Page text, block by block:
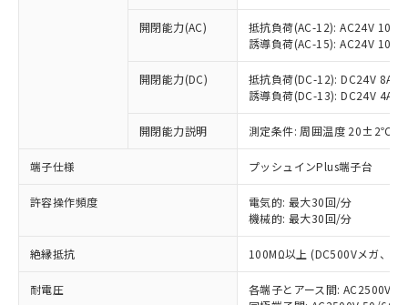
開閉能力(AC)
抵抗負荷(AC-12): AC24V 10A/
誘導負荷(AC-15): AC24V
開閉能力(DC)
抵抗負荷(DC-12): DC24V 8A/
誘導負荷(DC-13): DC24V 4A/
開閉能力説明 測定条件: 周囲温度 20±2℃、
端子仕様 プッシュインPlus端子台
許容操作頻度
電気的: 最大30回/分
機械的: 最大30回/分
絶縁抵抗 100MΩ以上 (DC500Vメガ、点
耐電圧
各端子とアース間: AC2500V
以下の条件をお読みいただき、同意のうえ
本サービスは、当社制御機器事業取扱
商品の当社在庫状況および標準価格
(税抜)を提供させていただくもので
当社制御機器事業取扱商品の中には、
本サービスの対象外となる商品もある
ことをご了承ください。
在庫状況および標準価格照会結果は、
記載している更新日時点での社内デー
タに基づき作成されるものであり、閲
準価格とは異なる場合があることをご
対応予定なし：EU RoHS指令（10物質）の
非含有に非対応の商品で、対応品を出す予
調査・確認中：EU RoHS指令（10物質）の
非含有の対応状況を調査中または確認中の
非該当品：ライセンス料など無形物で、有
害物質有無と関係のない商品です。
仕入先様の事情により、非含有部品として
いたものが、含有品と判明した場合などや
むを得ず変更することがあります。
*EU RoHS指令（10物質）：
鉛(Pb) 1000ppm以下、 水銀(Hg) 1000ppm以下、 カド
六価クロム(Cr(Ⅵ)) 1000ppm以下、ポリ臭化ビフェニル
「○」：最大均質材料含有率が中国RoHSの
基準値以下であることを示します。
「×」：最大均質材料含有率が中国RoHSの
基準値を超えていることを示します。
「－」：未確認です。当社販売部門へお問
当社は、これら貴社製品のうち、外国
為替および外国貿易法に定める商品
（以下｢規制貨物等」という）を輸出
または国外への提供する場合は、日本
国政府の輸出許可(または役務取引許
可)を取得するなどの必要な手続きを